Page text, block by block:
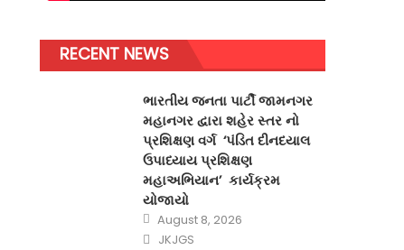
RECENT NEWS
ભારતીય જનતા પાર્ટી જામનગર
મહાનગર દ્વારા શહેર સ્તર નો
પ્રશિક્ષણ વર્ગ ‘પંડિત દીનદયાલ
ઉપાધ્યાય પ્રશિક્ષણ
મહાઅભિયાન’ કાર્યક્રમ
યોજાયો
Posted
on
August 8, 2026
Author
JKJGS